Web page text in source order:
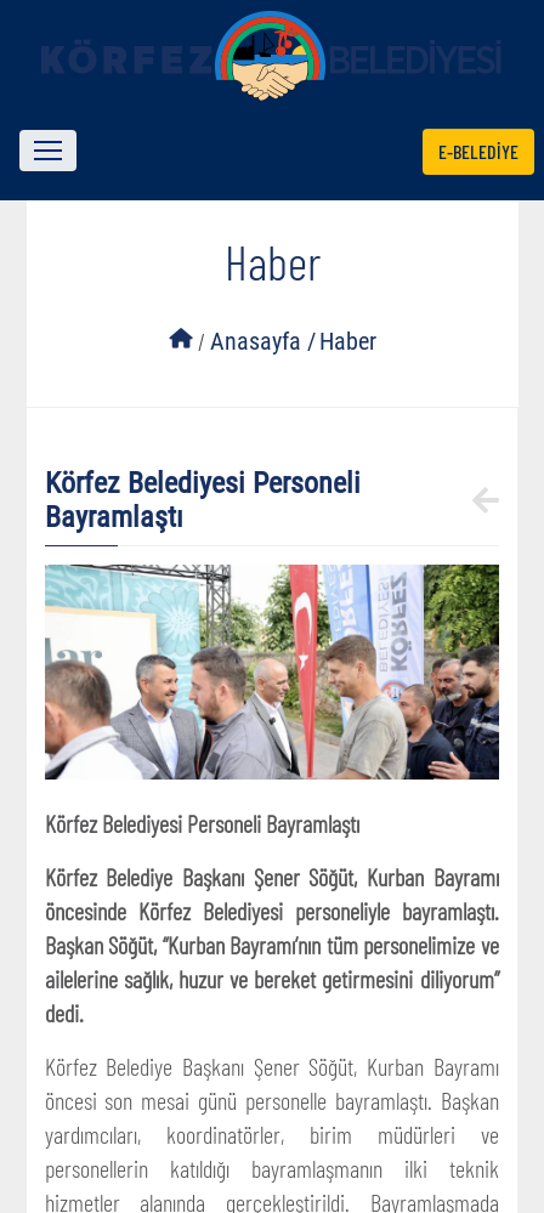
E-BELEDİYE
Haber
/ Anasayfa /Haber
Körfez Belediyesi Personeli
Bayramlaştı
Körfez Belediyesi Personeli Bayramlaştı
Körfez Belediye Başkanı Şener Söğüt, Kurban Bayramı
öncesinde Körfez Belediyesi personeliyle bayramlaştı.
Başkan Söğüt, “Kurban Bayramı’nın tüm personelimize ve
ailelerine sağlık, huzur ve bereket getirmesini diliyorum”
dedi.
Körfez Belediye Başkanı Şener Söğüt, Kurban Bayramı
öncesi son mesai günü personelle bayramlaştı. Başkan
yardımcıları, koordinatörler, birim müdürleri ve
personellerin katıldığı bayramlaşmanın ilki teknik
hizmetler alanında gerçekleştirildi. Bayramlaşmada